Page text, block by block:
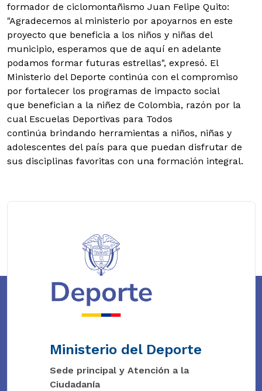
formador de ciclomontañismo Juan Felipe Quito:
"Agradecemos al ministerio por apoyarnos en este
proyecto que beneficia a los niños y niñas del
municipio, esperamos que de aquí en adelante
podamos formar futuras estrellas", expresó. El
Ministerio del Deporte continúa con el compromiso
por fortalecer los programas de impacto social
que benefician a la niñez de Colombia, razón por la
cual Escuelas Deportivas para Todos
continúa brindando herramientas a niños, niñas y
adolescentes del país para que puedan disfrutar de
sus disciplinas favoritas con una formación integral.
Ministerio del Deporte
Sede principal y Atención a la
Ciudadanía